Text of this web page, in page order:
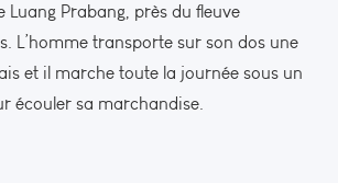
Luang Prabang, près du fleuve
L’homme transporte sur son dos une
et il marche toute la journée sous un
écouler sa marchandise.